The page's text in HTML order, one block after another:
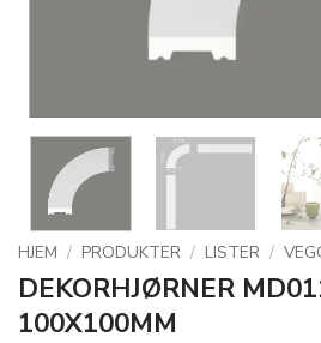
HJEM / PRODUKTER / LISTER /
DEKORHJØRNER
100X100MM